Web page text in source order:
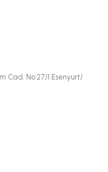
Cad. No:27/1 Esenyurt/